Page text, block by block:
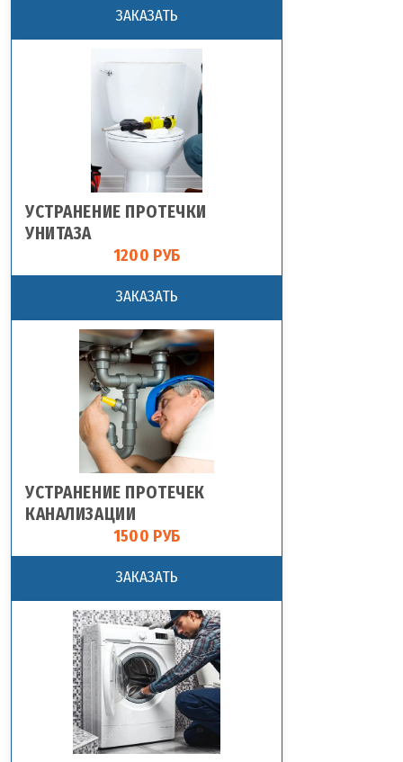
ЗАКАЗАТЬ
УСТРАНЕНИЕ ПРОТЕЧКИ
УНИТАЗА
1200 РУБ
ЗАКАЗАТЬ
УСТРАНЕНИЕ ПРОТЕЧЕК
КАНАЛИЗАЦИИ
1500 РУБ
ЗАКАЗАТЬ